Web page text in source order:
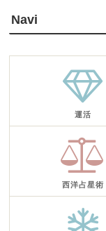
Navi
運活
西洋占星術